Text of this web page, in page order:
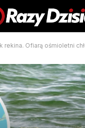
Ofiarą ośmioletni chłopiec,